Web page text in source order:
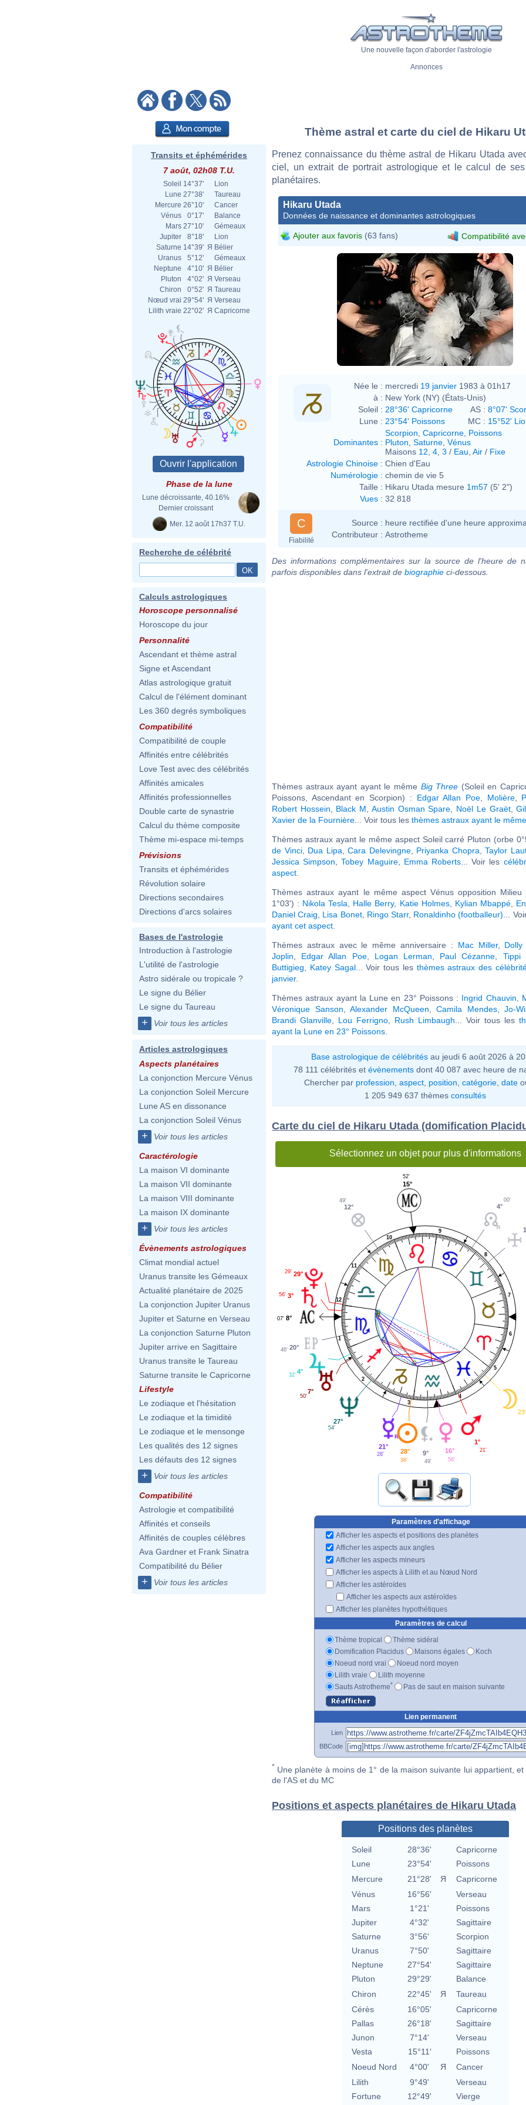
Une nouvelle façon d'aborder l'astrologie
Annonces
Transits et éphémérides
7 août, 02h08 T.U.
Soleil 14°37'
Lion
Lune 27°38'
Taureau
Mercure 26°10'
Cancer
Vénus
0°17'
Balance
Mars 27°10'
Gémeaux
Jupiter
8°18'
Lion
Saturne 14°39' Я Bélier
Uranus
5°12'
Gémeaux
Neptune
4°10' Я Bélier
Pluton
4°02' Я Verseau
Chiron
0°52' Я Taureau
Nœud vrai 29°54' Я Verseau
Lilith vraie 22°02' Я Capricorne
Phase de la lune
Lune décroissante, 40.16%
Dernier croissant
Mer. 12 août 17h37 T.U.
Recherche de célébrité
Calculs astrologiques
Horoscope personnalisé
Horoscope du jour
Personnalité
Ascendant et thème astral
Signe et Ascendant
Atlas astrologique gratuit
Calcul de l'élément dominant
Les 360 degrés symboliques
Compatibilité
Compatibilité de couple
Affinités entre célébrités
Love Test avec des célébrités
Affinités amicales
Affinités professionnelles
Double carte de synastrie
Calcul du thème composite
Thème mi-espace mi-temps
Prévisions
Transits et éphémérides
Révolution solaire
Directions secondaires
Directions d'arcs solaires
Bases de l'astrologie
Introduction à l'astrologie
L'utilité de l'astrologie
Astro sidérale ou tropicale ?
Le signe du Bélier
Le signe du Taureau
+ Voir tous les articles
Articles astrologiques
Aspects planétaires
La conjonction Mercure Vénus
La conjonction Soleil Mercure
Lune AS en dissonance
La conjonction Soleil Vénus
+ Voir tous les articles
Caractérologie
La maison VI dominante
La maison VII dominante
La maison VIII dominante
La maison IX dominante
+ Voir tous les articles
Évènements astrologiques
Climat mondial actuel
Uranus transite les Gémeaux
Actualité planétaire de 2025
La conjonction Jupiter Uranus
Jupiter et Saturne en Verseau
La conjonction Saturne Pluton
Jupiter arrive en Sagittaire
Uranus transite le Taureau
Saturne transite le Capricorne
Lifestyle
Le zodiaque et l'hésitation
Le zodiaque et la timidité
Le zodiaque et le mensonge
Les qualités des 12 signes
Les défauts des 12 signes
+ Voir tous les articles
Compatibilité
Astrologie et compatibilité
Affinités et conseils
Affinités de couples célèbres
Ava Gardner et Frank Sinatra
Compatibilité du Bélier
+ Voir tous les articles
Thème astral et carte du ciel de Hikaru
Prenez connaissance du thème astral de Hikaru Utada
ciel, un extrait de portrait astrologique et le calcul de
planétaires.
Hikaru Utada
Données de naissance et dominantes astrologiques
Ajouter aux favoris (63 fans) Compatibilité
Née le : mercredi 19 janvier 1983 à 01h17
à : New York (NY) (États-Unis)
Soleil : 28°36' Capricorne AS : 8°07'
Lune : 23°54' Poissons MC : 15°52'
Dominantes :
Scorpion Capricorne Poissons
Pluton Saturne Vénus
Maisons 12 4 3 / Eau Air / Fixe
Astrologie Chinoise : Chien d'Eau
Numérologie : chemin de vie 5
Taille : Hikaru Utada mesure 1m57 (5' 2")
Vues : 32 818
C
Fiabilité
Source : heure rectifiée d'une heure
Contributeur : Astrotheme
Des informations complémentaires sur la source de l'heure de
parfois disponibles dans l'extrait de biographie ci-dessous.
Thèmes astraux ayant ayant le même Big Three (Soleil en
Poissons, Ascendant en Scorpion) : Edgar Allan Poe, Molière,
Robert Hossein
Black M Austin Osman Spare Noël Le Graët,
Xavier de la Fournière ... Voir tous les thèmes astraux ayant le même
Thèmes astraux ayant le même aspect Soleil carré Pluton (orbe
de Vinci, Dua Lipa ,Cara Delevingne, Priyanka Chopra ,Taylor
Jessica Simpson ,Tobey Maguire, Emma Roberts ... Voir les
aspect
Thèmes astraux ayant le même aspect Vénus opposition
1°03') : Nikola Tesla Halle Berry, Katie Holmes, Kylian Mbappé,
Daniel Craig
Lisa Bonet, Ringo Starr, Ronaldinho (footballeur) ...
ayant cet aspect
Thèmes astraux avec le même anniversaire : Mac Miller, Dolly
Joplin
Edgar Allan Poe, Logan Lerman Paul Cézanne Tippi
Buttigieg
Katey Sagal... Voir tous les thèmes astraux des
janvier.
Thèmes astraux ayant la Lune en 23° Poissons : Ingrid Chauvin
Véronique Sanson ,Alexander McQueen ,Camila Mendes,Jo-
Brandi Glanville
Lou Ferrigno Rush Limbaugh ... Voir tous les
ayant la Lune en 23° Poissons
Base astrologique de célébritésau jeudi 6 août 2026 à
78 111 célébrités et évènements dont 40 087 avec heure de
Chercher par profession aspect position catégorie date
1 205 949 637 thèmes consultés
Carte du ciel de Hikaru Utada (domification
Sélectionnez un objet pour plus d'informations
1
2
3
4
5
6
7
8
9
10
11
12
4°
00'
15°
52'
12°
49'
29°
29'
3°
56'
8°
07'
20°
46'
4°
32'
7°
50'
27°
54'
21°
28' 28°
36'
9°
49'
16°
56'
1°
21'
Paramètres d'affichage
Afficher les aspects et positions des planètes
Afficher les aspects aux angles
Afficher les aspects mineurs
Afficher les aspects à Lilith et au Nœud Nord
Afficher les astéroïdes
Afficher les aspects aux astéroïdes
Afficher les planètes hypothétiques
Paramètres de calcul
Thème tropical
Thème sidéral
Domification Placidus
Maisons égales
Koch
Noeud nord vrai
Noeud nord moyen
Lilith vraie
Lilith moyenne
Sauts Astrotheme* Pas de saut en maison suivante
Lien permanent
Lien
BBCode
* Une planète à moins de 1° de la maison suivante lui appartient, et
de l'AS et du MC
Positions et aspects planétaires de Hikaru Utada
Positions des planètes
Soleil 28°36'
Capricorne
Lune
23°54'
Poissons
Mercure
21°28' Я
Capricorne
Vénus
16°56'
Verseau
Mars
1°21'
Poissons
Jupiter
4°32'
Sagittaire
Saturne
3°56'
Scorpion
Uranus
7°50'
Sagittaire
Neptune
27°54'
Sagittaire
Pluton
29°29'
Balance
Chiron
22°45' Я
Taureau
Cérès
16°05'
Capricorne
Pallas
26°18'
Sagittaire
Junon
7°14'
Verseau
Vesta
15°11'
Poissons
Noeud Nord
4°00' Я
Cancer
Lilith
9°49'
Verseau
Fortune
12°49' Vierge